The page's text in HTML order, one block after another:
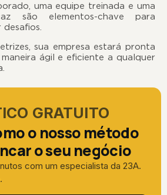
uma equipe treinada e uma
são elementos-chave para
sua empresa estará pronta
ágil e eficiente a qualquer
GRATUITO
o nosso método
o seu negócio
com um especialista da 23A.